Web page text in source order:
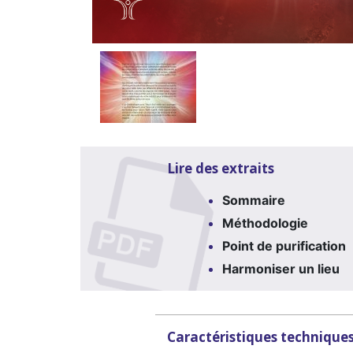
Lire des extraits
Sommaire
Méthodologie
Point de purification
Harmoniser un lieu
Caractéristiques